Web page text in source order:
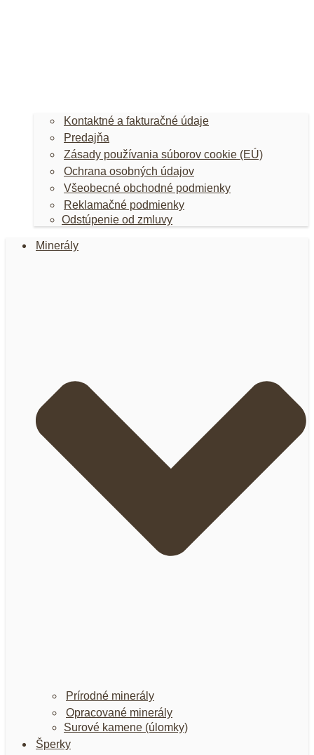
Kontaktné a fakturačné údaje
Predajňa
Zásady používania súborov cookie (EÚ)
Ochrana osobných údajov
Všeobecné obchodné podmienky
Reklamačné podmienky
Odstúpenie od zmluvy
Minerály
Prírodné minerály
Opracované minerály
Surové kamene (úlomky)
Šperky